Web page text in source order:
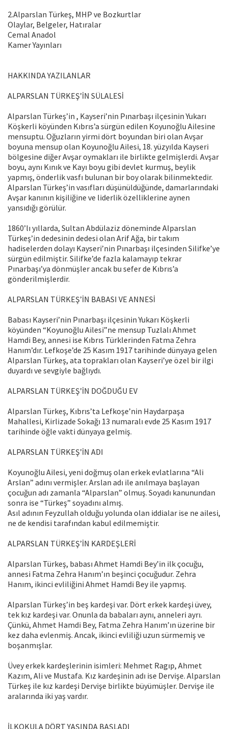
2.Alparslan Türkeş, MHP ve Bozkurtlar
Olaylar, Belgeler, Hatıralar
Cemal Anadol
Kamer Yayınları
HAKKINDA YAZILANLAR
ALPARSLAN TÜRKEŞ’İN SÜLALESİ
Alparslan Türkeş’in , Kayseri’nin Pınarbaşı ilçesinin Yukarı
Köşkerli köyünden Kıbrıs’a sürgün edilen Koyunoğlu Ailesine
mensuptu. Oğuzların yirmi dört boyundan biri olan Avşar
boyuna mensup olan Koyunoğlu Ailesi, 18. yüzyılda Kayseri
bölgesine diğer Avşar oymakları ile birlikte gelmişlerdi. Avşar
boyu, aynı Kınık ve Kayı boyu gibi devlet kurmuş, beylik
yapmış, önderlik vasfı bulunan bir boy olarak bilinmektedir.
Alparslan Türkeş’in vasıfları düşünüldüğünde, damarlarındaki
Avşar kanının kişiliğine ve liderlik özelliklerine aynen
yansıdığı görülür.
1860’lı yıllarda, Sultan Abdülaziz döneminde Alparslan
Türkeş’in dedesinin dedesi olan Arif Ağa, bir takım
hadiselerden dolayı Kayseri’nin Pınarbaşı ilçesinden Silifke’ye
sürgün edilmiştir. Silifke’de fazla kalamayıp tekrar
Pınarbaşı’ya dönmüşler ancak bu sefer de Kıbrıs’a
gönderilmişlerdir.
ALPARSLAN TÜRKEŞ’İN BABASI VE ANNESİ
Babası Kayseri’nin Pınarbaşı ilçesinin Yukarı Köşkerli
köyünden “Koyunoğlu Ailesi”ne mensup Tuzlalı Ahmet
Hamdi Bey, annesi ise Kıbrıs Türklerinden Fatma Zehra
Hanım’dır. Lefkoşe’de 25 Kasım 1917 tarihinde dünyaya gelen
Alparslan Türkeş, ata toprakları olan Kayseri’ye özel bir ilgi
duyardı ve sevgiyle bağlıydı.
ALPARSLAN TÜRKEŞ’İN DOĞDUĞU EV
Alparslan Türkeş, Kıbrıs’ta Lefkoşe’nin Haydarpaşa
Mahallesi, Kirlizade Sokağı 13 numaralı evde 25 Kasım 1917
tarihinde öğle vakti dünyaya gelmiş.
ALPARSLAN TÜRKEŞ’İN ADI
Koyunoğlu Ailesi, yeni doğmuş olan erkek evlatlarına “Ali
Arslan” adını vermişler. Arslan adı ile anılmaya başlayan
çocuğun adı zamanla “Alparslan” olmuş. Soyadı kanunundan
sonra ise “Türkeş” soyadını almış.
Asıl adının Feyzullah olduğu yolunda olan iddialar ise ne ailesi,
ne de kendisi tarafından kabul edilmemiştir.
ALPARSLAN TÜRKEŞ’İN KARDEŞLERİ
Alparslan Türkeş, babası Ahmet Hamdi Bey’in ilk çocuğu,
annesi Fatma Zehra Hanım’ın beşinci çocuğudur. Zehra
Hanım, ikinci evliliğini Ahmet Hamdi Bey ile yapmış.
Alparslan Türkeş’in beş kardeşi var. Dört erkek kardeşi üvey,
tek kız kardeşi var. Onunla da babaları aynı, anneleri ayrı.
Çünkü, Ahmet Hamdi Bey, Fatma Zehra Hanım’ın üzerine bir
kez daha evlenmiş. Ancak, ikinci evliliği uzun sürmemiş ve
boşanmışlar.
Üvey erkek kardeşlerinin isimleri: Mehmet Ragıp, Ahmet
Kazım, Ali ve Mustafa. Kız kardeşinin adı ise Dervişe. Alparslan
Türkeş ile kız kardeşi Dervişe birlikte büyümüşler. Dervişe ile
aralarında iki yaş vardır.
İLKOKULA DÖRT YAŞINDA BAŞLADI